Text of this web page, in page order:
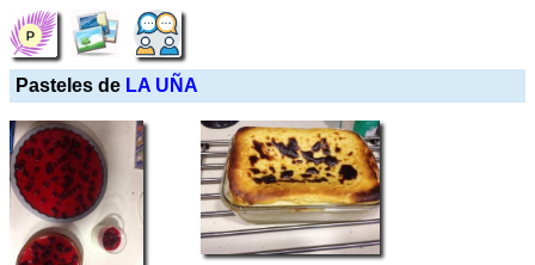
Pasteles de LA UÑA